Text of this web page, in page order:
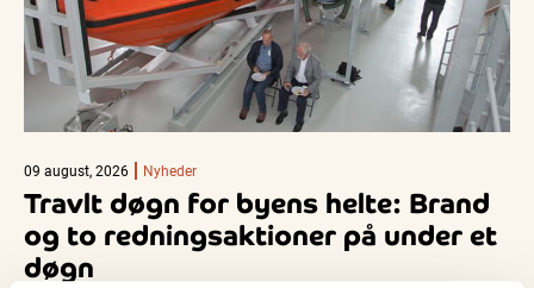
09 august, 2026 Nyheder
Travlt døgn for byens helte: Brand
og to redningsaktioner på under et
døgn